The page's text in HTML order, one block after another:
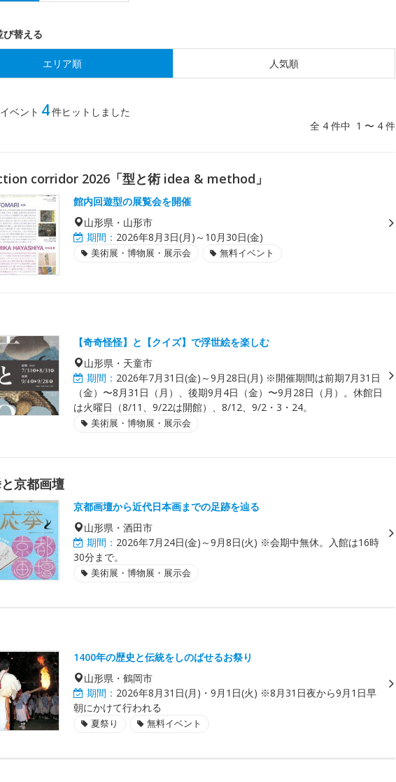
び替える
エリア順 人気順
ベント 4件ヒットしました
全 4 件中 1 〜 4 件
corridor 2026「型と術 idea & method」
館内回遊型の展覧会を開催
山形県・山形市
期間： 2026年8月3日(月)～10月30日(金)
美術展・博物展・展示会 無料イベント
【奇奇怪怪】と【クイズ】で浮世絵を楽しむ
山形県・天童市
期間： 2026年7月31日(金)～9月28日(月) ※開催期間は前期7月31日
（金）〜8月31日（月）、後期9月4日（金）〜9月28日（月）。休館日
は火曜日（8/11、9/22は開館）、8/12、9/2・3・24。
美術展・博物展・展示会
京都画壇
京都画壇から近代日本画までの足跡を辿る
山形県・酒田市
期間： 2026年7月24日(金)～9月8日(火) ※会期中無休。入館は16時
30分まで。
美術展・博物展・展示会
1400年の歴史と伝統をしのばせるお祭り
山形県・鶴岡市
期間： 2026年8月31日(月)・9月1日(火) ※8月31日夜から9月1日早
朝にかけて行われる
夏祭り 無料イベント